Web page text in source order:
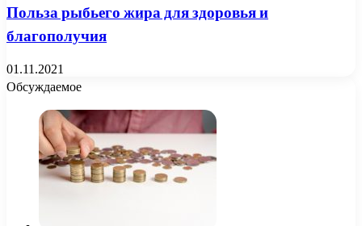
Польза рыбьего жира для здоровья и
благополучия
01.11.2021
Обсуждаемое